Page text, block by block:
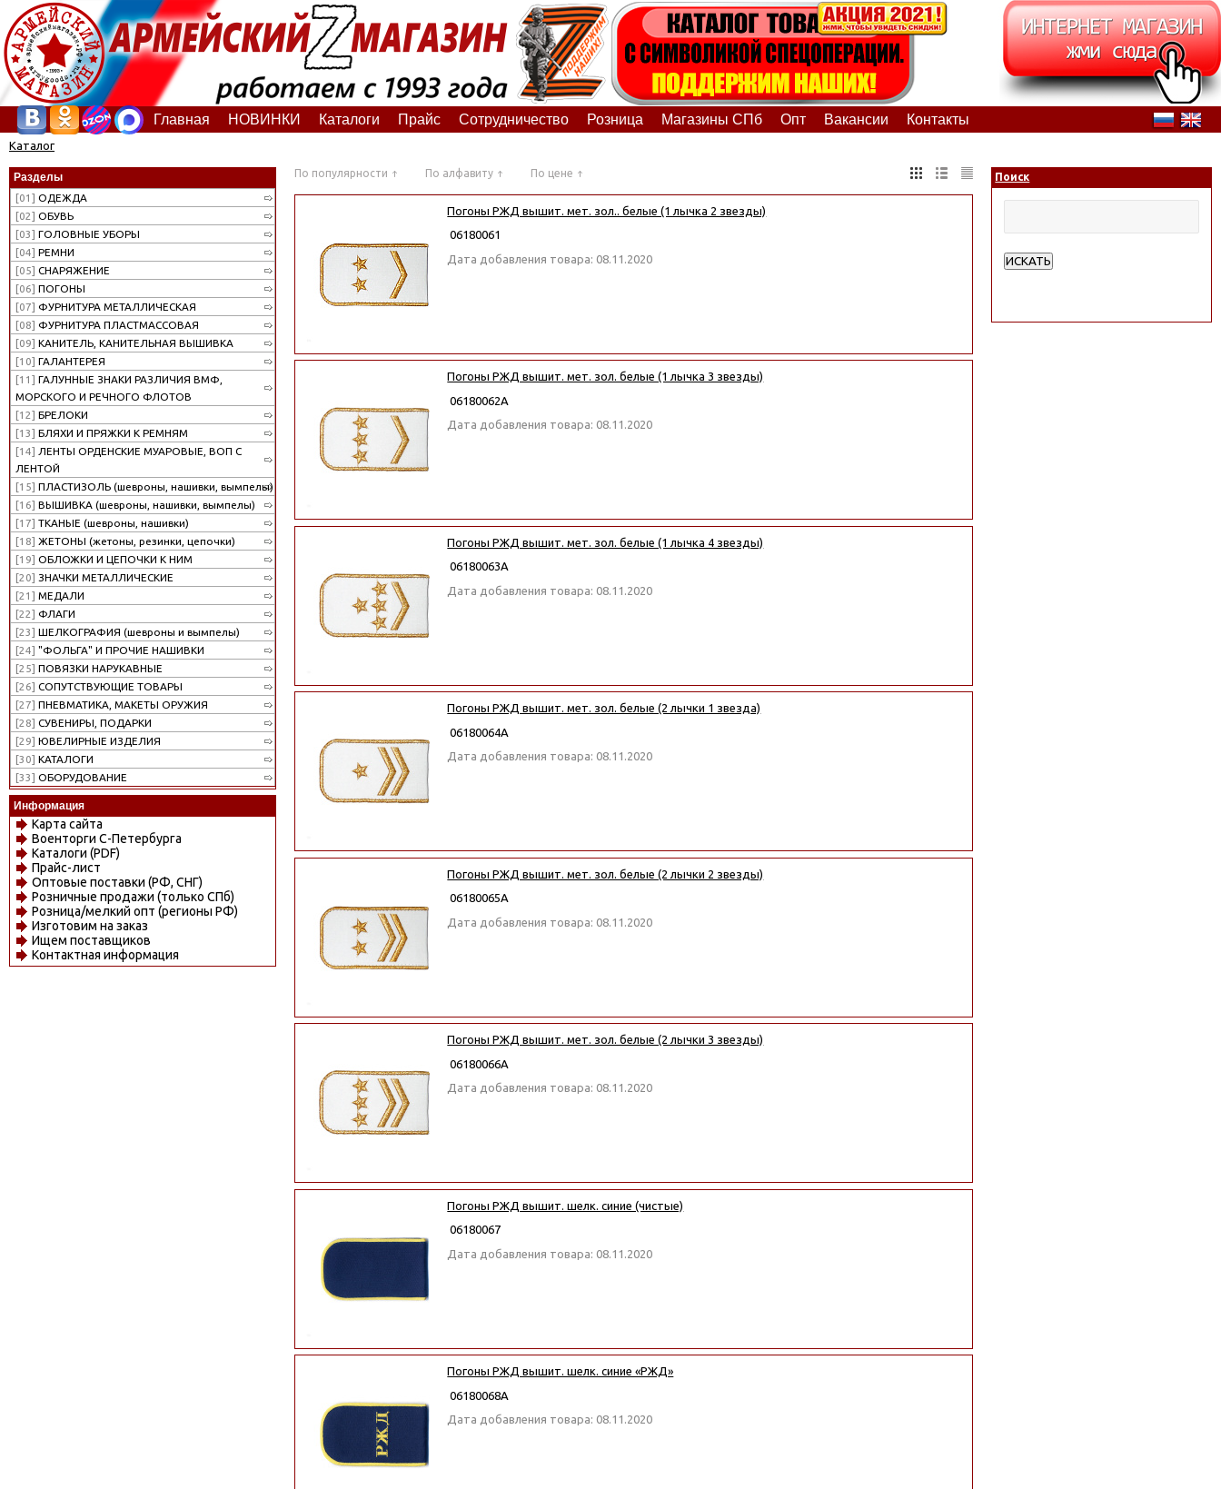
Главная НОВИНКИ Каталоги Прайс Сотрудничество Розница Магазины СПб Опт Вакансии Контакты
Каталог
Разделы
[01] ОДЕЖДА
[02] ОБУВЬ
[03] ГОЛОВНЫЕ УБОРЫ
[04] РЕМНИ
[05] СНАРЯЖЕНИЕ
[06] ПОГОНЫ
[07] ФУРНИТУРА МЕТАЛЛИЧЕСКАЯ
[08] ФУРНИТУРА ПЛАСТМАССОВАЯ
[09] КАНИТЕЛЬ, КАНИТЕЛЬНАЯ ВЫШИВКА
[10] ГАЛАНТЕРЕЯ
[11] ГАЛУННЫЕ ЗНАКИ РАЗЛИЧИЯ ВМФ,
МОРСКОГО И РЕЧНОГО ФЛОТОВ
[12] БРЕЛОКИ
[13] БЛЯХИ И ПРЯЖКИ К РЕМНЯМ
[14] ЛЕНТЫ ОРДЕНСКИЕ МУАРОВЫЕ, ВОП С
ЛЕНТОЙ
[15] ПЛАСТИЗОЛЬ (шевроны, нашивки, вымпелы)
[16] ВЫШИВКА (шевроны, нашивки, вымпелы)
[17] ТКАНЫЕ (шевроны, нашивки)
[18] ЖЕТОНЫ (жетоны, резинки, цепочки)
[19] ОБЛОЖКИ И ЦЕПОЧКИ К НИМ
[20] ЗНАЧКИ МЕТАЛЛИЧЕСКИЕ
[21] МЕДАЛИ
[22] ФЛАГИ
[23] ШЕЛКОГРАФИЯ (шевроны и вымпелы)
[24] "ФОЛЬГА" И ПРОЧИЕ НАШИВКИ
[25] ПОВЯЗКИ НАРУКАВНЫЕ
[26] СОПУТСТВУЮЩИЕ ТОВАРЫ
[27] ПНЕВМАТИКА, МАКЕТЫ ОРУЖИЯ
[28] СУВЕНИРЫ, ПОДАРКИ
[29] ЮВЕЛИРНЫЕ ИЗДЕЛИЯ
[30] КАТАЛОГИ
[33] ОБОРУДОВАНИЕ
Информация
Карта сайта
Военторги С-Петербурга
Каталоги (PDF)
Прайс-лист
Оптовые поставки (РФ, СНГ)
Розничные продажи (только СПб)
Розница/мелкий опт (регионы РФ)
Изготовим на заказ
Ищем поставщиков
Контактная информация
По популярности По алфавиту По цене
Погоны РЖД вышит. мет. зол.. белые (1 лычка 2 звезды)
06180061
Дата добавления товара: 08.11.2020
Погоны РЖД вышит. мет. зол. белые (1 лычка 3 звезды)
06180062А
Дата добавления товара: 08.11.2020
Погоны РЖД вышит. мет. зол. белые (1 лычка 4 звезды)
06180063А
Дата добавления товара: 08.11.2020
Погоны РЖД вышит. мет. зол. белые (2 лычки 1 звезда)
06180064А
Дата добавления товара: 08.11.2020
Погоны РЖД вышит. мет. зол. белые (2 лычки 2 звезды)
06180065А
Дата добавления товара: 08.11.2020
Погоны РЖД вышит. мет. зол. белые (2 лычки 3 звезды)
06180066А
Дата добавления товара: 08.11.2020
Погоны РЖД вышит. шелк. синие (чистые)
06180067
Дата добавления товара: 08.11.2020
Погоны РЖД вышит. шелк. синие «РЖД»
06180068А
Дата добавления товара: 08.11.2020
Поиск
ИСКАТЬ